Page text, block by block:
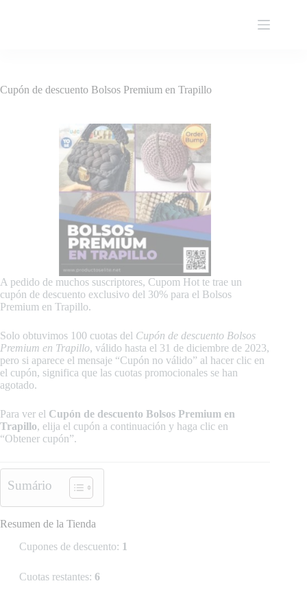
Cupón de descuento Bolsos Premium en Trapillo
A pedido de muchos suscriptores, Cupom Hot te trae un
cupón de descuento exclusivo del 30% para el Bolsos
Premium en Trapillo.
Solo obtuvimos 100 cuotas del Cupón de descuento Bolsos
Premium en Trapillo, válido hasta el 31 de diciembre de 2023,
pero si aparece el mensaje “Cupón no válido” al hacer clic en
el cupón, significa que las cuotas promocionales se han
agotado.
Para ver el Cupón de descuento Bolsos Premium en
Trapillo, elija el cupón a continuación y haga clic en
“Obtener cupón”.
Sumário
Resumen de la Tienda
Cupones de descuento: 1
Cuotas restantes: 6